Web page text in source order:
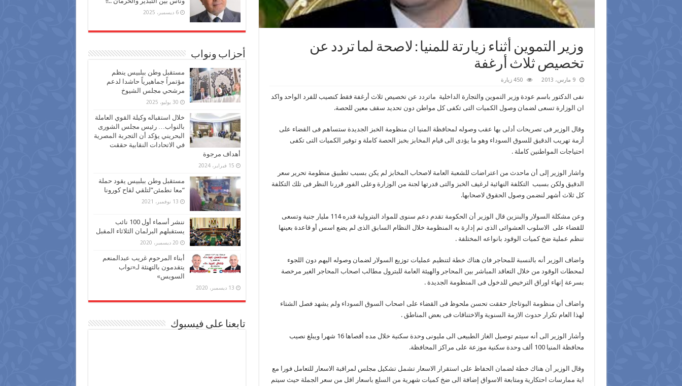
وزير التموين أثناء زيارتة للمنيا : لاصحة لما تردد عن
تخصيص ثلاث أرغفة
9 مارس، 2013 450 زيارة
نفى الدكتور باسم عودة وزير التموين والتجارة الداخلية ماتردد عن تخصيص ثلاث أرغفة فقط كنصيب للفرد الواحد واكد
ان الوزارة تسعى لضمان وصول الكميات التى تكفى كل مواطن دون تحديد سقف معين للحصة.
وقال الوزير فى تصريحات أدلى بها عقب وصوله لمحافظة المنيا ان منظومة الخبز الجديدة ستساهم فى القضاء على
أزمة تهريب الدقيق للسوق السوداء وهو ما يؤدى الى قيام المخابز بخبز الحصة كاملة و توفير الكميات التى تكفى
احتياجات المواطنين كاملة .
واشار الوزير إلى أن ماحدث من اعتراضات للشعبة العامة لاصحاب المخابز لم يكن بسبب تطبيق منظومة تحرير سعر
الدقيق ولكن بسبب التكلفة النهائية لرغيف الخبز والتى قدرتها لجنة من الوزارة وعلى الفور قررنا النظر فى تلك التكلفة
كل ثلاث أشهر لنضمن وصول الحقوق لاصحابها.
وعن مشكلة السولار والبنزين قال الوزير أن الحكومة تقدم دعم سنوى للمواد البترولية قدره 114 مليار جنية وتسعى
للقضاء على الاسلوب العشوائى الذى تم إدارة به المنظومة خلال النظام السابق الذى لم يضع اسس أو قاعدة بعينها
تنظم عملية ضخ كميات الوقود بانواعه المختلفة .
واضاف الوزير أنه بالنسبة للمحاجر فان هناك خطة لتنظيم عمليات توزيع السولار لضمان وصوله اليهم دون اللجوء
لمحطات الوقود من خلال التعاقد المباشر بين المحاجر والهيئة العامة للبترول مطالب اصحاب المحاجر الغير مرخصة
بسرعة إنهاء اوراق الترخيص للدخول فى المنظومة الجديدة .
واضاف أن منظومة البوتاجاز حققت تحسن ملحوظ فى القضاء على اصحاب السوق السوداء ولم يشهد فصل الشتاء
لهذا العام تكرار حدوث الازمة السنوية والاختناقات فى بعض المناطق .
وأشار الوزير الى أنه سيتم توصيل الغاز الطبيعى الى مليونى وحدة سكنية خلال مده أقصاها 16 شهرا ويبلغ نصيب
محافظة المنيا 100 ألف وحدة سكنية موزعة على مراكز المحافظة.
وقال الوزير أن هناك خطة لضمان الحفاظ على استقرار الاسعار تشمل تشكيل مجلس لمراقبة الاسعار للتعامل فورا مع
اية ممارسات احتكارية ومتابعة الاسواق إضافة الى ضخ كميات شهرية من السلع باسعار اقل من سعر الجملة حيث سيتم
6 ديسمبر، 2025
أحزاب ونواب
مستقبل وطن ببلبيس ينظم
مؤتمراً جماهيرياً حاشدا لدعم
مرشحي مجلس الشيوخ
30 يوليو، 2025
خلال استقباله وكيلة القوي العاملة
بالنواب… رئيس مجلس الشورى
البحريني يؤكد أن التجربة المصرية
في الاتحادات النقابية حققت
أهداف مرجوة
15 فبراير، 2024
مستقبل وطن ببلبيس يقود حملة
“معا نطمئن”لتلقي لقاح كورونا
13 نوفمبر، 2021
ننشر أسماء أول 100 نائب
يستقبلهم البرلمان الثلاثاء المقبل
20 ديسمبر، 2020
أبناء المرحوم غريب عبدالمنعم
يتقدمون بالتهنئة لـ«نواب
السويس»
13 ديسمبر، 2020
تابعنا على فيسبوك